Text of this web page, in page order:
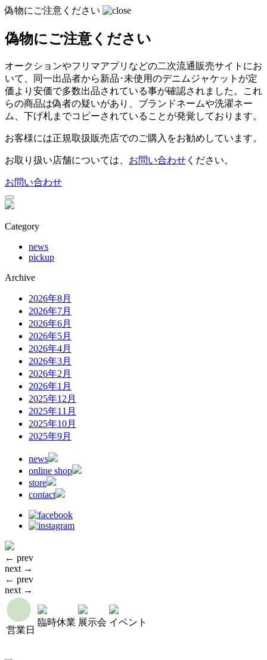
偽物にご注意ください
偽物にご注意ください
オークションやフリマアプリなどの二次流通販売サイトにお
いて、同一出品者から新品･未使用のデニムジャケットが定
価より安価で多数出品されている事が確認されました。
これ
らの商品は偽者の疑いがあり、ブランドネームや洗濯ネー
ム、下げ札までコピーされていることが発覚しております。
お客様には正規取扱販売店でのご購入をお勧めしています。
お取り扱い店舗については、 お問い合わせ ください。
お問い合わせ
Category
news
pickup
Archive
2026年8月
2026年7月
2026年6月
2026年5月
2026年4月
2026年3月
2026年2月
2026年1月
2025年12月
2025年11月
2025年10月
2025年9月
news
online shop
store
contact
← prev
next →
← prev
next →
営業日
臨時休業 展示会 イベント